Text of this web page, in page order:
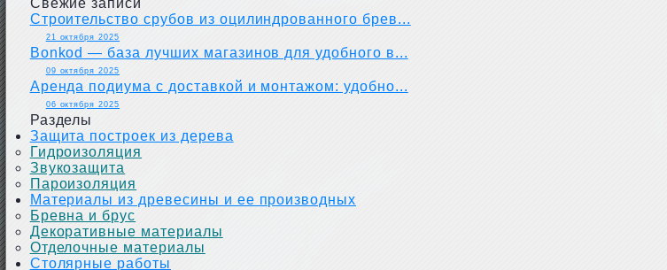
Свежие записи
Строительство срубов из оцилиндрованного брев...
21 октября 2025
Bonkod — база лучших магазинов для удобного в...
09 октября 2025
Аренда подиума с доставкой и монтажом: удобно...
06 октября 2025
Разделы
Защита построек из дерева
Гидроизоляция
Звукозащита
Пароизоляция
Материалы из древесины и ее производных
Бревна и брус
Декоративные материалы
Отделочные материалы
Столярные работы